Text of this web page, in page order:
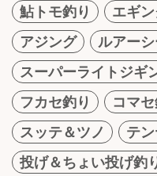
鮎トモ釣り
エギ
アジング
ルアー
スーパーライトジギ
フカセ釣り
コマ
スッテ＆ツノ
テ
投げ＆ちょい投げ釣